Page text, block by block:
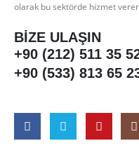
olarak bu sektörde hizmet
BIZE ULAŞIN
+90 (212) 511 35
+90 (533) 813 65